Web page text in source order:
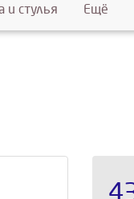
и стулья Ещё